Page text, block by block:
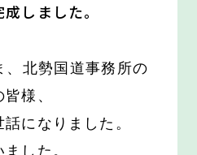
しました。
、北勢国道事務所の
様、
になりました。
した。